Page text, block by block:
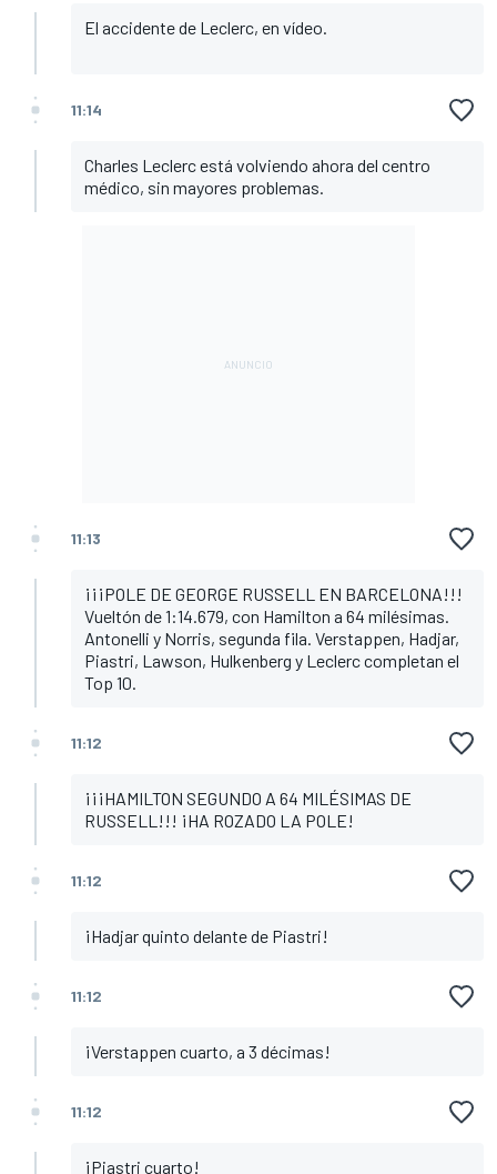
El accidente de Leclerc, en vídeo.
11:14
Charles Leclerc está volviendo ahora del centro
médico, sin mayores problemas.
11:13
¡¡¡POLE DE GEORGE RUSSELL EN BARCELONA!!!
Vueltón de 1:14.679, con Hamilton a 64 milésimas.
Antonelli y Norris, segunda fila. Verstappen, Hadjar,
Piastri, Lawson, Hulkenberg y Leclerc completan el
Top 10.
11:12
¡¡¡HAMILTON SEGUNDO A 64 MILÉSIMAS DE
RUSSELL!!! ¡HA ROZADO LA POLE!
11:12
¡Hadjar quinto delante de Piastri!
11:12
¡Verstappen cuarto, a 3 décimas!
11:12
¡Piastri cuarto!